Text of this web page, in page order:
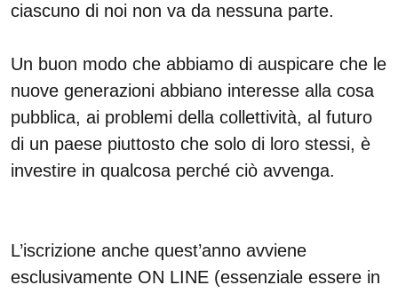
ciascuno di noi non va da nessuna parte.
Un buon modo che abbiamo di auspicare che le
nuove generazioni abbiano interesse alla cosa
pubblica, ai problemi della collettività, al futuro
di un paese piuttosto che solo di loro stessi, è
investire in qualcosa perché ciò avvenga.
L’iscrizione anche quest’anno avviene
esclusivamente ON LINE (essenziale essere in